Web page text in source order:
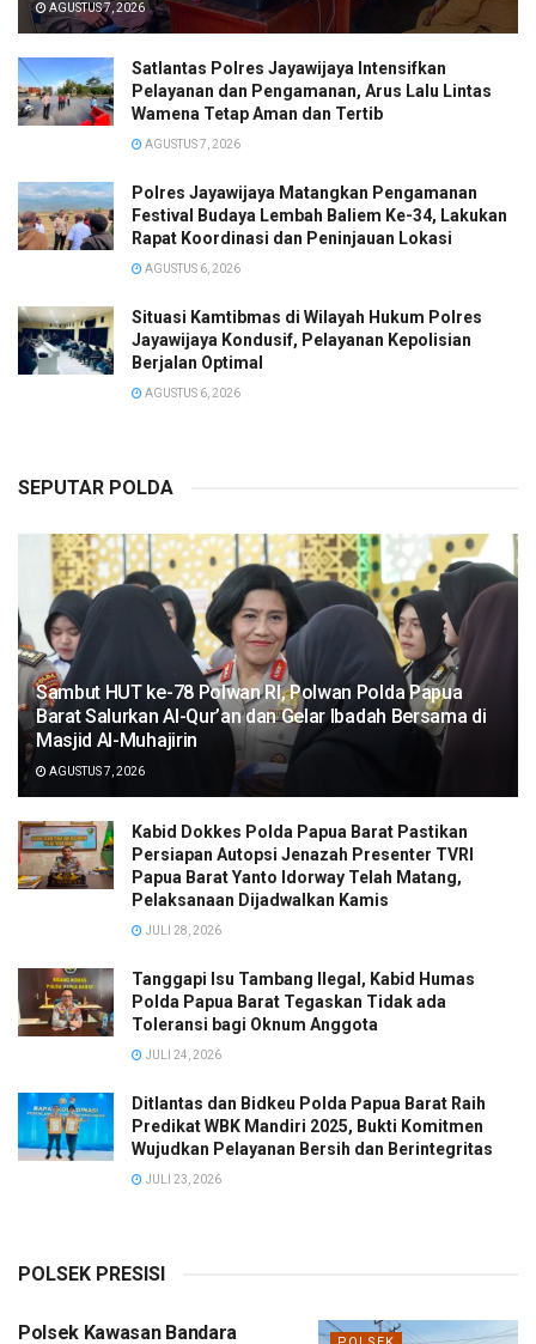
AGUSTUS 7, 2026
Satlantas Polres Jayawijaya Intensifkan
Pelayanan dan Pengamanan, Arus Lalu Lintas
Wamena Tetap Aman dan Tertib
AGUSTUS 7, 2026
Polres Jayawijaya Matangkan Pengamanan
Festival Budaya Lembah Baliem Ke-34, Lakukan
Rapat Koordinasi dan Peninjauan Lokasi
AGUSTUS 6, 2026
Situasi Kamtibmas di Wilayah Hukum Polres
Jayawijaya Kondusif, Pelayanan Kepolisian
Berjalan Optimal
AGUSTUS 6, 2026
SEPUTAR POLDA
Sambut HUT ke-78 Polwan RI, Polwan Polda Papua
Barat Salurkan Al-Qur’an dan Gelar Ibadah Bersama di
Masjid Al-Muhajirin
AGUSTUS 7, 2026
Kabid Dokkes Polda Papua Barat Pastikan
Persiapan Autopsi Jenazah Presenter TVRI
Papua Barat Yanto Idorway Telah Matang,
Pelaksanaan Dijadwalkan Kamis
JULI 28, 2026
Tanggapi Isu Tambang Ilegal, Kabid Humas
Polda Papua Barat Tegaskan Tidak ada
Toleransi bagi Oknum Anggota
JULI 24, 2026
Ditlantas dan Bidkeu Polda Papua Barat Raih
Predikat WBK Mandiri 2025, Bukti Komitmen
Wujudkan Pelayanan Bersih dan Berintegritas
JULI 23, 2026
POLSEK PRESISI
Polsek Kawasan Bandara